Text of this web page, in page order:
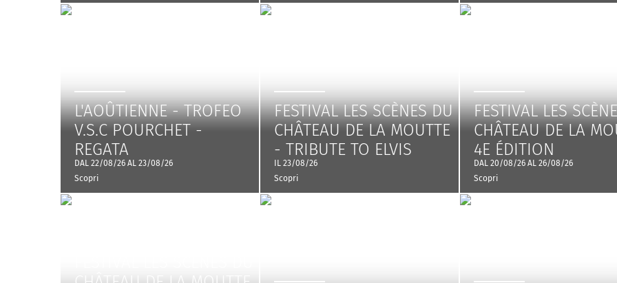
L'AOÛTIENNE - TROFEO
V.S.C POURCHET -
REGATA
DAL 22/08/26 AL 23/08/26
Scopri
FESTIVAL LES SCÈNES DU
CHÂTEAU DE LA MOUTTE
- TRIBUTE TO ELVIS
IL 23/08/26
Scopri
FESTIVAL LES
CHÂTEAU DE LA
4E ÉDITION
DAL 20/08/26 AL 26/08/26
Scopri